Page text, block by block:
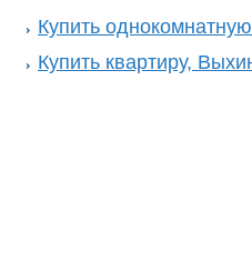
Купить
Купить квартиру,